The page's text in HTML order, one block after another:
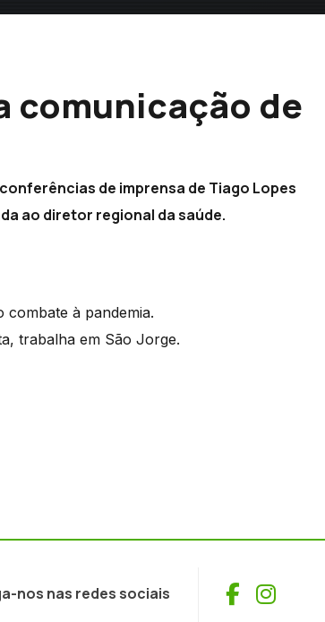
comunicação de
de imprensa de Tiago Lopes
ao diretor regional da saúde.
à pandemia.
trabalha em São Jorge.
nos nas redes sociais Facebook